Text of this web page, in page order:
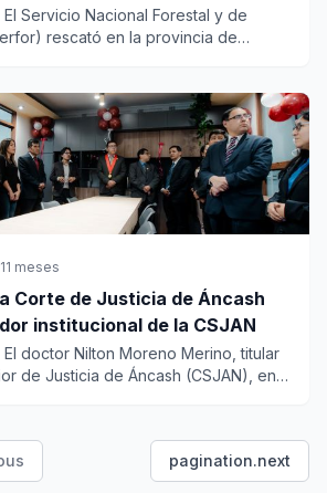
El Servicio Nacional Forestal y de
rescató en la provincia de
meses
Corte de Justicia de Áncash
institucional de la CSJAN
El doctor Nilton Moreno Merino, titular
de Justicia de Áncash (CSJAN), en
pagination.next